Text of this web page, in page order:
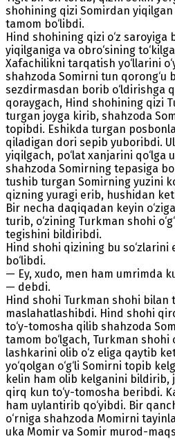
shohining qizi Somirdan
tamom bo‘libdi.
Hind shohining qizi o‘z
yiqilganiga va obro‘sining
Xafachilikni tarqatish yo‘llarini
shahzoda Somirni tun qorong‘u
sezdirmasdan borib o‘ldirishga
qoraygach, Hind shohining qizi
turgan joyga kirib, shahzoda
topibdi. Eshikda turgan
qiladigan dori sepib yuboribdi.
yiqilgach, po‘lat xanjarini qo‘lga
shahzoda Somirning tepasiga
tushib turgan Somirning yuzini
qizning yuragi erib, hushidan
Bir necha daqiqadan keyin
turib, o‘zining Тurkman shohi
tegishini bildiribdi.
Hind shohi qizining bu
bo‘libdi.
— Ey, xudo, men ham umrimda
— debdi.
Hind shohi Turkman shohi bilan
maslahatlashibdi. Hind shohi
to‘y-tomosha qilib shahzoda
tamom bo‘lgach, Turkman shohi
lashkarini olib o‘z eliga qaytib
yo‘qolgan o‘g‘li Somirni topib
kelin ham olib kelganini bildirib,
qirq kun to‘y-tomosha beribdi.
ham uylantirib qo‘yibdi. Bir
o‘rniga shahzoda Momirni
uka Momir va Somir murod-